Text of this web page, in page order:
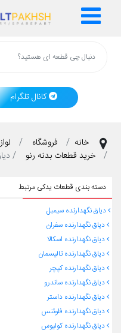
کانال تلگرام
خانه فروشگاه
خرید قطعات بدنه رنو
دسته بندی قطعات یدکی مرتبط
دیاق نگهدارنده سیمبل
دیاق نگهدارنده سفران
دیاق نگهدارنده اسکالا
دیاق نگهدارنده تالیسمان
دیاق نگهدارنده کپچر
دیاق نگهدارنده ساندرو
دیاق نگهدارنده داستر
دیاق نگهدارنده فلوئنس
دیاق نگهدارنده کولیوس